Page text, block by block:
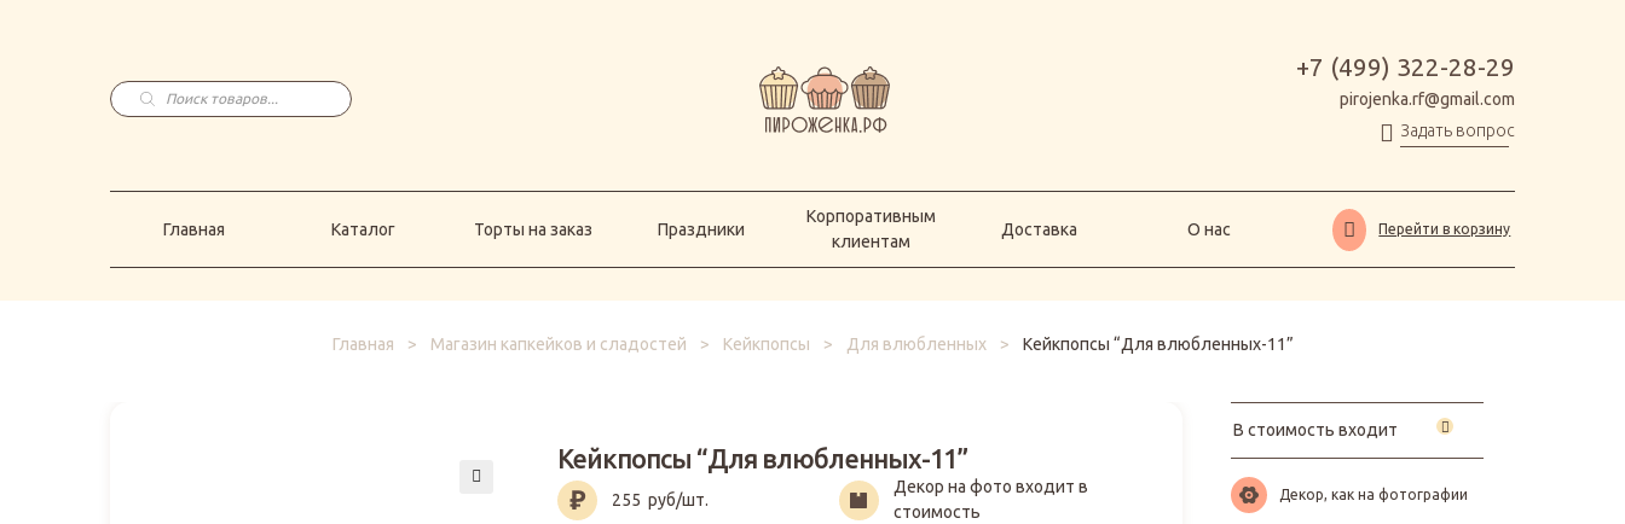
Поиск
товаров
+7 (499) 322-28-29
pirojenka.rf@gmail.com
Задать вопрос
Главная Каталог Торты на заказ Праздники
Корпоративным
клиентам
Доставка О нас Перейти в корзину
Главная > Магазин капкейков и сладостей > Кейкпопсы > Для влюбленных > Кейкпопсы “Для влюбленных-11”
Кейкпопсы “Для влюбленных-11”
255 руб/шт.
Декор на фото входит в
стоимость
В стоимость входит
Декор, как на фотографии